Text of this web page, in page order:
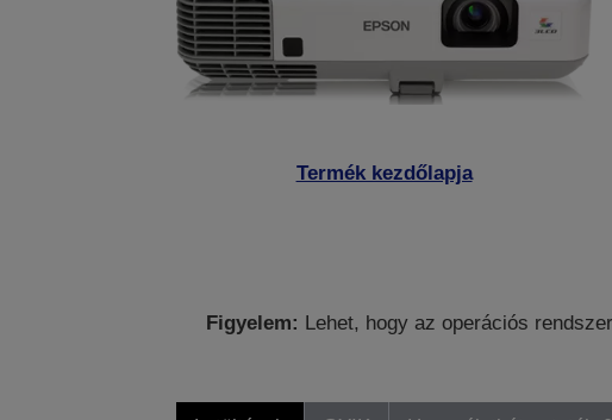
Termék kezdőlapja
Figyelem: Lehet, hogy az operációs